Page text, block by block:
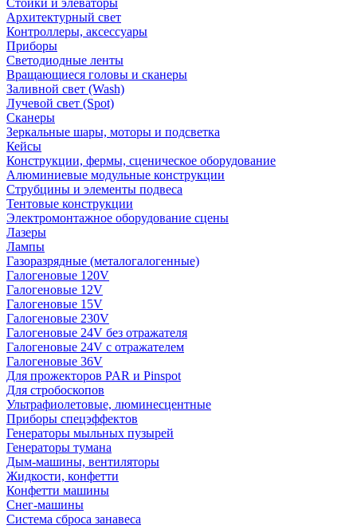
Стойки и элеваторы
Архитектурный свет
Контроллеры, аксессуары
Приборы
Светодиодные ленты
Вращающиеся головы и сканеры
Заливной свет (Wash)
Лучевой свет (Spot)
Сканеры
Зеркальные шары, моторы и подсветка
Кейсы
Конструкции, фермы, сценическое оборудование
Алюминиевые модульные конструкции
Струбцины и элементы подвеса
Тентовые конструкции
Электромонтажное оборудование сцены
Лазеры
Лампы
Газоразрядные (металогалогенные)
Галогеновые 120V
Галогеновые 12V
Галогеновые 15V
Галогеновые 230V
Галогеновые 24V без отражателя
Галогеновые 24V с отражателем
Галогеновые 36V
Для прожекторов PAR и Pinspot
Для стробоскопов
Ультрафиолетовые, люминесцентные
Приборы спецэффектов
Генераторы мыльных пузырей
Генераторы тумана
Дым-машины, вентиляторы
Жидкости, конфетти
Конфетти машины
Снег-машины
Система сброса занавеса